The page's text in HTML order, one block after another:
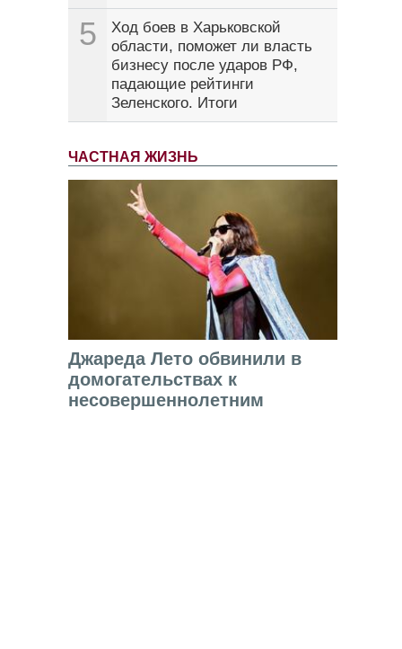
5
Ход боев в Харьковской
области, поможет ли власть
бизнесу после ударов РФ,
падающие рейтинги
Зеленского. Итоги
ЧАСТНАЯ ЖИЗНЬ
Джареда Лето обвинили в
домогательствах к
несовершеннолетним